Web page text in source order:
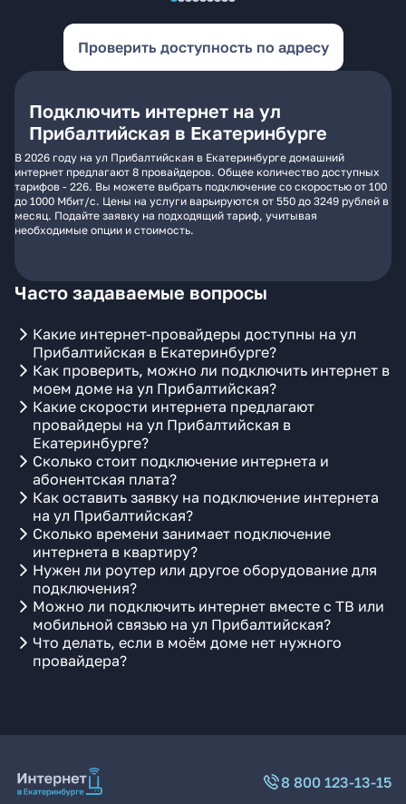
Проверить доступность по адресу
Подключить интернет на ул
Прибалтийская в Екатеринбурге
В 2026 году на ул Прибалтийская в Екатеринбурге домашний
интернет предлагают 8 провайдеров. Общее количество доступных
тарифов - 226. Вы можете выбрать подключение со скоростью от 100
до 1000 Мбит/с. Цены на услуги варьируются от 550 до 3249 рублей в
месяц. Подайте заявку на подходящий тариф, учитывая
необходимые опции и стоимость.
Часто задаваемые вопросы
Какие интернет-провайдеры доступны на ул
Прибалтийская в Екатеринбурге?
Как проверить, можно ли подключить интернет в
моем доме на ул Прибалтийская?
Какие скорости интернета предлагают
провайдеры на ул Прибалтийская в
Екатеринбурге?
Сколько стоит подключение интернета и
абонентская плата?
Как оставить заявку на подключение интернета
на ул Прибалтийская?
Сколько времени занимает подключение
интернета в квартиру?
Нужен ли роутер или другое оборудование для
подключения?
Можно ли подключить интернет вместе с ТВ или
мобильной связью на ул Прибалтийская?
Что делать, если в моём доме нет нужного
провайдера?
8 800 123-13-15